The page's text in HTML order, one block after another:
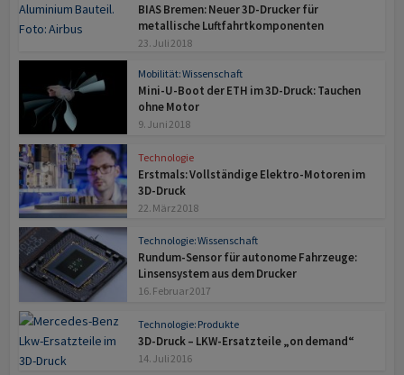
BIAS Bremen: Neuer 3D-Drucker für
metallische Luftfahrtkomponenten
23. Juli 2018
Mobilität: Wissenschaft
Mini-U-Boot der ETH im 3D-Druck: Tauchen
ohne Motor
9. Juni 2018
Technologie
Erstmals: Vollständige Elektro-Motoren im
3D-Druck
22. März 2018
Technologie: Wissenschaft
Rundum-Sensor für autonome Fahrzeuge:
Linsensystem aus dem Drucker
16. Februar 2017
Technologie: Produkte
3D-Druck – LKW-Ersatzteile „on demand“
14. Juli 2016